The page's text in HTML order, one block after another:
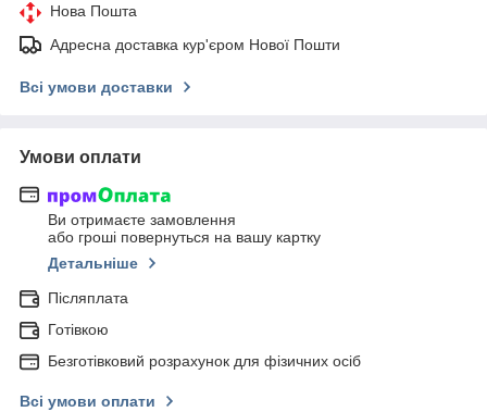
Нова Пошта
Адресна доставка кур'єром Нової Пошти
Всі умови доставки
Умови оплати
Ви отримаєте замовлення
або гроші повернуться на вашу картку
Детальніше
Післяплата
Готівкою
Безготівковий розрахунок для фізичних осіб
Всі умови оплати